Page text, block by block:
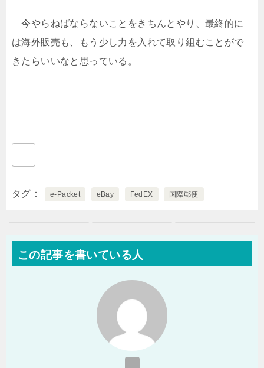
今やらねばならないことをきちんとやり、最終的に
は海外販売も、もう少し力を入れて取り組むことがで
きたらいいなと思っている。
タグ e-Packet eBay FedEX 国際郵便
この記事を書いている人